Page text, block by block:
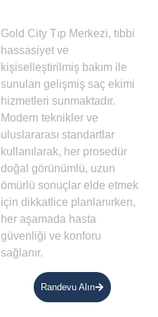
Gold City Tıp Merkezi, tıbbi
hassasiyet ve
kişiselleştirilmiş bakım ile
sunulan gelişmiş saç ekimi
hizmetleri sunmaktadır.
Modern teknikler ve
uluslararası standartlar
kullanılarak, her prosedür
doğal görünümlü, uzun
ömürlü sonuçlar elde etmek
için dikkatlice planlanırken,
her aşamada hasta
güvenliği ve konforu
sağlanır.
Randevu Alın